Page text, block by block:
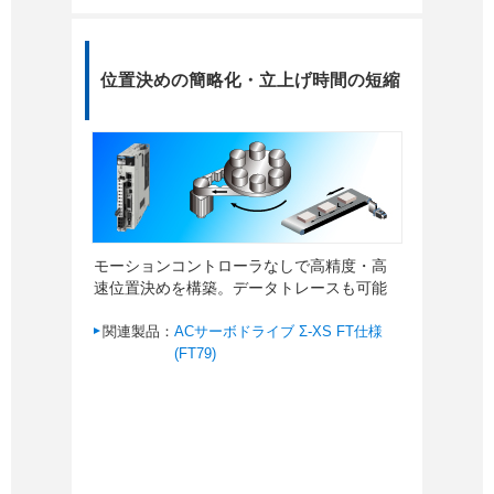
位置決めの簡略化・立上げ時間の短縮
モーションコントローラなしで高精度・高
速位置決めを構築。データトレースも可能
関連製品： ACサーボドライブ Σ-XS FT仕様
(FT79)